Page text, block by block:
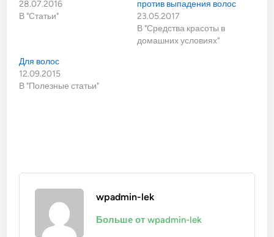
28.07.2016
В "Статьи"
против выпадения волос
23.05.2017
В "Средства красоты в
домашних условиях"
Для волос
12.09.2015
В "Полезные статьи"
wpadmin-lek
Больше от wpadmin-lek